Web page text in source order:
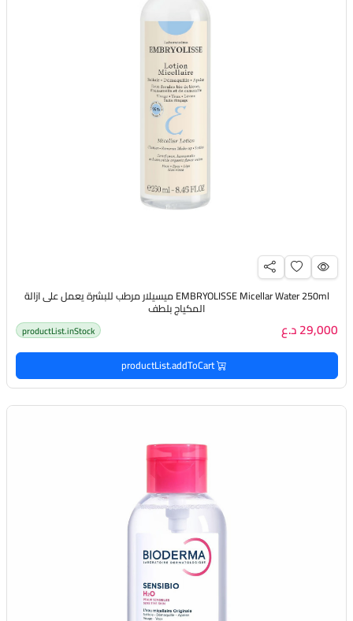
EMBRYOLISSE Micellar Water 250ml ميسيلار مرطب للبشرة يعمل على ازالة
المكياج بلطف
29,000 د.ع productList.inStock
productList.addToCart